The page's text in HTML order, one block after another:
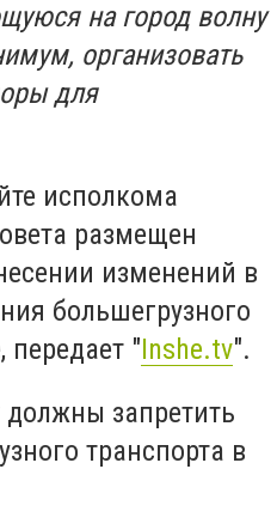
на город волну
организовать
для
исполкома
размещен
изменений в
большегрузного
передает "Inshe.tv".
должны запретить
транспорта в